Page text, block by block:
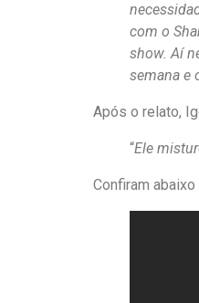
com o
show. Aí
semana e
Após o relato,
“Ele
Confiram